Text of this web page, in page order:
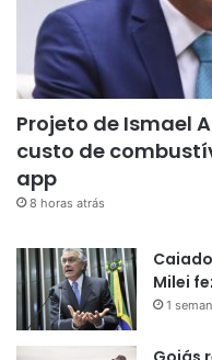
Projeto de Ismael
custo de
app
8 horas atrás
Milei
1